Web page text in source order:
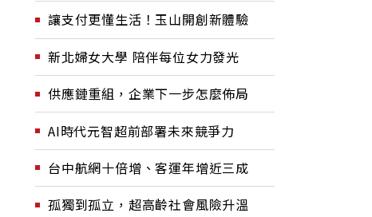
讓支付更懂生活！玉山開創新體驗
新北婦女大學 陪伴每位女力發光
供應鏈重組，企業下一步怎麼佈局
AI時代元智超前部署未來競爭力
台中航網十倍增、客運年增近三成
孤獨到孤立，超高齡社會風險升溫